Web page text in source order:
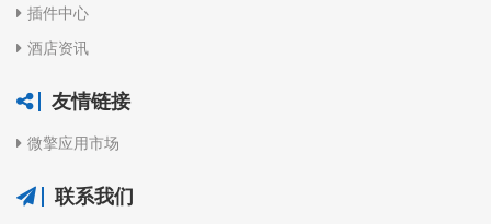
插件中心
酒店资讯
友情链接
微擎应用市场
联系我们